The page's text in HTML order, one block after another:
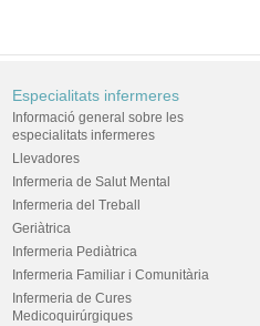
Especialitats infermeres
Informació general sobre les
especialitats infermeres
Llevadores
Infermeria de Salut Mental
Infermeria del Treball
Geriàtrica
Infermeria Pediàtrica
Infermeria Familiar i Comunitària
Infermeria de Cures
Medicoquirúrgiques